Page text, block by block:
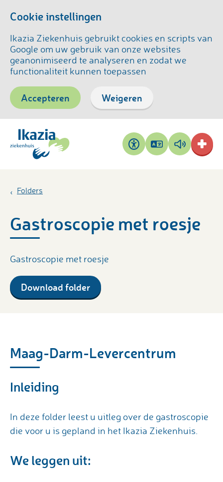
Cookie instellingen
Ikazia Ziekenhuis gebruikt cookies en scripts van
Google om uw gebruik van onze websites
geanonimiseerd te analyseren en zodat we
functionaliteit kunnen toepassen
Accepteren Weigeren
Toegankelijkheid
Pagina
vertalen
Pagina
voorlezen
Folders
Gastroscopie met roesje
Gastroscopie met roesje
Download folder
Maag-Darm-Levercentrum
Inleiding
In deze folder leest u uitleg over de gastroscopie
die voor u is gepland in het Ikazia Ziekenhuis.
We leggen uit: